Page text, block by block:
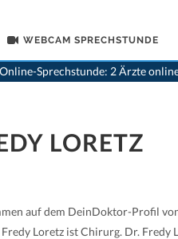
WEBCAM SPRECHSTUNDE
Sprechstunde: 2 Ärzte
LORETZ
auf dem DeinDoktor-Profil
Loretz ist Chirurg. Dr. Fredy